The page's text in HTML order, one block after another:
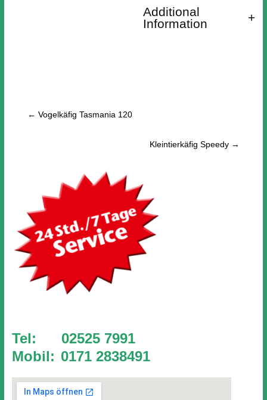
Additional
Information
← Vogelkäfig Tasmania 120
Kleintierkäfig Speedy →
Tel: 02525 7991
Mobil: 0171 2838491